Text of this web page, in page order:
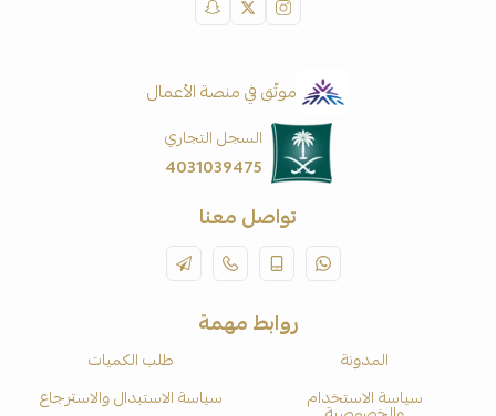
موثّق في منصة الأعمال
السجل التجاري
4031039475
تواصل معنا
روابط مهمة
المدونة
طلب الكميات
سياسة الاستخدام
سياسة الاستبدال والاسترجاع